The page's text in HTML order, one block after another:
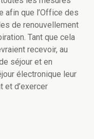
afin que l’Office des
de renouvellement
Tant que cela
recevoir, au
séjour et en
électronique leur
et d’exercer